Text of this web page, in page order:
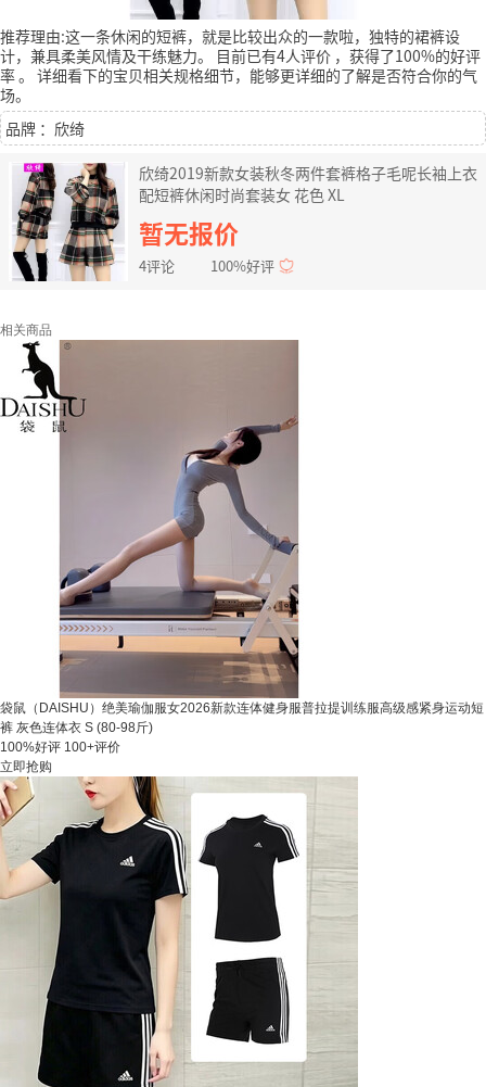
推荐理由:这一条休闲的短裤，就是比较出众的一款啦，独特的裙裤设
计，兼具柔美风情及干练魅力。
目前已有4人评价 ，获得了100%的好评
率。 详细看下的宝贝相关规格细节，能够更详细的了解是否符合你的气
场。
品牌 ：欣绮
欣绮2019新款女装秋冬两件套裤格子毛呢长袖上衣
配短裤休闲时尚套装女 花色 XL
暂无报价
4评论 100%好评
相关商品
袋鼠（DAISHU）绝美瑜伽服女2026新款连体健身服普拉提训练服高级感紧身运动短
裤 灰色连体衣 S (80-98斤)
100%好评 100+评价
立即抢购